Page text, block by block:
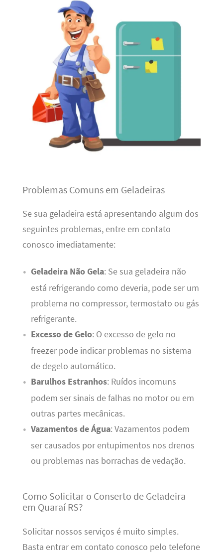
Problemas Comuns em Geladeiras
Se sua geladeira está apresentando algum dos
seguintes problemas, entre em contato
conosco imediatamente:
Geladeira Não Gela: Se sua geladeira não
está refrigerando como deveria, pode ser um
problema no compressor, termostato ou gás
refrigerante.
Excesso de Gelo: O excesso de gelo no
freezer pode indicar problemas no sistema
de degelo automático.
Barulhos Estranhos: Ruídos incomuns
podem ser sinais de falhas no motor ou em
outras partes mecânicas.
Vazamentos de Água: Vazamentos podem
ser causados por entupimentos nos drenos
ou problemas nas borrachas de vedação.
Como Solicitar o Conserto de Geladeira
em Quaraí RS?
Solicitar nossos serviços é muito simples.
Basta entrar em contato conosco pelo telefone